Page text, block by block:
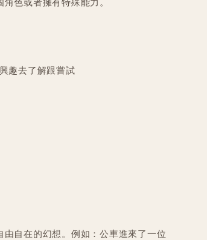
色或者擁有特殊能力。
趣去了解跟嘗試
自在的幻想。例如：公車進來了一位